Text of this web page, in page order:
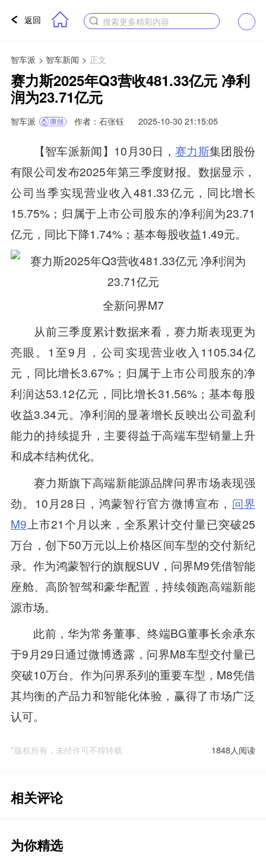
返回 搜索更多精彩内容
智车派 > 智车新闻 > 正文
赛力斯2025年Q3营收481.33亿元 净利
润为23.71亿元
智车派 作者：石张钰 2025-10-30 21:15:05
【智车派新闻】10月30日， 赛力斯集团股份
有限公司发布2025年第三季度财报。数据显示，
公司当季实现营业收入481.33亿元，同比增长
15.75%；归属于上市公司股东的净利润为23.71
亿元，同比下降1.74%；基本每股收益1.49元。
全新问界M7
从前三季度累计数据来看，赛力斯表现更为
亮眼。1至9月，公司实现营业收入1105.34亿
元，同比增长3.67%；归属于上市公司股东的净
利润达53.12亿元，同比增长31.56%；基本每股
收益3.34元。净利润的显著增长反映出公司盈利
能力的持续提升，主要得益于高端车型销量上升
和成本结构优化。
赛力斯旗下高端新能源品牌问界市场表现强
劲。10月28日，鸿蒙智行官方微博宣布， 问界
M9 上市21个月以来，全系累计交付量已突破25
万台，创下50万元以上价格区间车型的交付新纪
录。作为鸿蒙智行的旗舰SUV，问界M9凭借智能
座舱、高阶智驾和豪华配置，持续领跑高端新能
源市场。
此前，华为常务董事、终端BG董事长余承东
于9月29日通过微博透露，问界M8车型交付量已
突破10万台。作为问界系列的重要车型，M8凭借
其均衡的产品力和智能化体验，赢得了市场广泛
认可。
*版权所有，未经许可不得转载 1848人阅读
相关评论
为你精选